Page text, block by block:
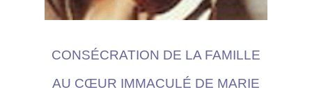
CONSÉCRATION DE LA FAMILLE
AU CŒUR IMMACULÉ DE MARIE